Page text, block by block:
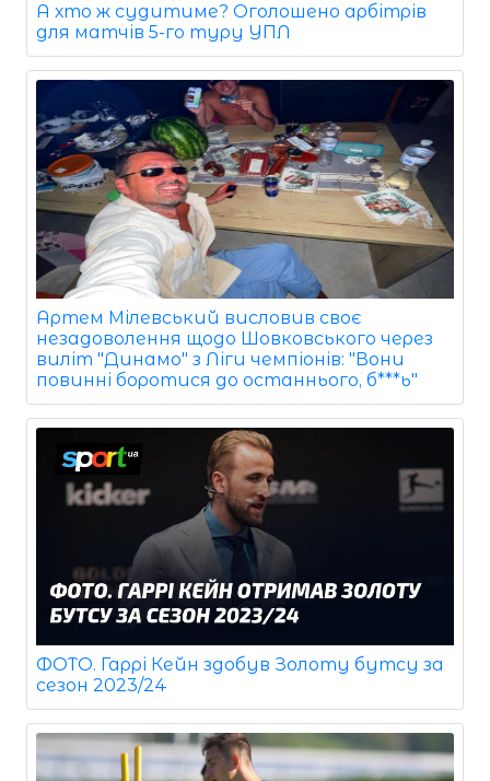
А хто ж судитиме? Оголошено арбітрів
для матчів 5-го туру УПЛ
Артем Мілевський висловив своє
незадоволення щодо Шовковського через
виліт "Динамо" з Ліги чемпіонів: "Вони
повинні боротися до останнього, б***ь"
ФОТО. Гаррі Кейн здобув Золоту бутсу за
сезон 2023/24